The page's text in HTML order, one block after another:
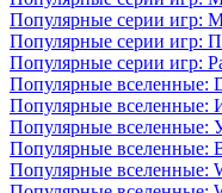
Популярные серии игр:
Популярные серии игр:
Популярные серии игр:
Популярные вселенные:
Популярные вселенные:
Популярные вселенные:
Популярные вселенные:
Популярные вселенные: